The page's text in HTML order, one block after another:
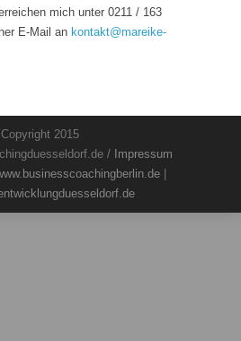
mich unter 0211 / 163
E-Mail an kontakt@mareike-
Copyright 2015
/ Impressum
|